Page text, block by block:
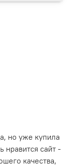
но уже купила
нравится сайт -
качества,